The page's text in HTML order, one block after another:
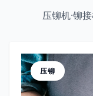
压铆机·铆
压铆